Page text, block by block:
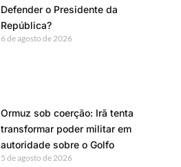
Defender o Presidente da
República?
6 de agosto de 2026
Ormuz sob coerção: Irã tenta
transformar poder militar em
autoridade sobre o Golfo
5 de agosto de 2026